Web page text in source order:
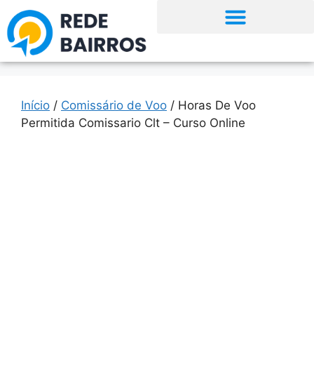
Início / Comissário de Voo / Horas De Voo
Permitida Comissario Clt – Curso Online